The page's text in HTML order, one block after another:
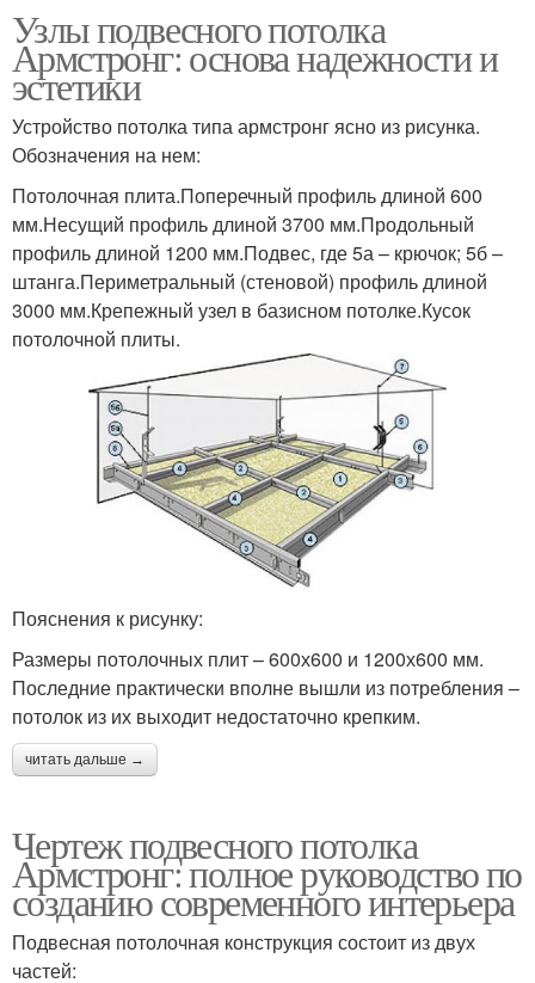
Узлы подвесного потолка
Армстронг: основа надежности и
эстетики
Устройство потолка типа армстронг ясно из рисунка.
Обозначения на нем:
Потолочная плита.Поперечный профиль длиной 600
мм.Несущий профиль длиной 3700 мм.Продольный
профиль длиной 1200 мм.Подвес, где 5а – крючок; 5б –
штанга.Периметральный (стеновой) профиль длиной
3000 мм.Крепежный узел в базисном потолке.Кусок
потолочной плиты.
Пояснения к рисунку:
Размеры потолочных плит – 600х600 и 1200х600 мм.
Последние практически вполне вышли из потребления –
потолок из их выходит недостаточно крепким.
читать дальше →
Чертеж подвесного потолка
Армстронг: полное руководство по
созданию современного интерьера
Подвесная потолочная конструкция состоит из двух
частей: